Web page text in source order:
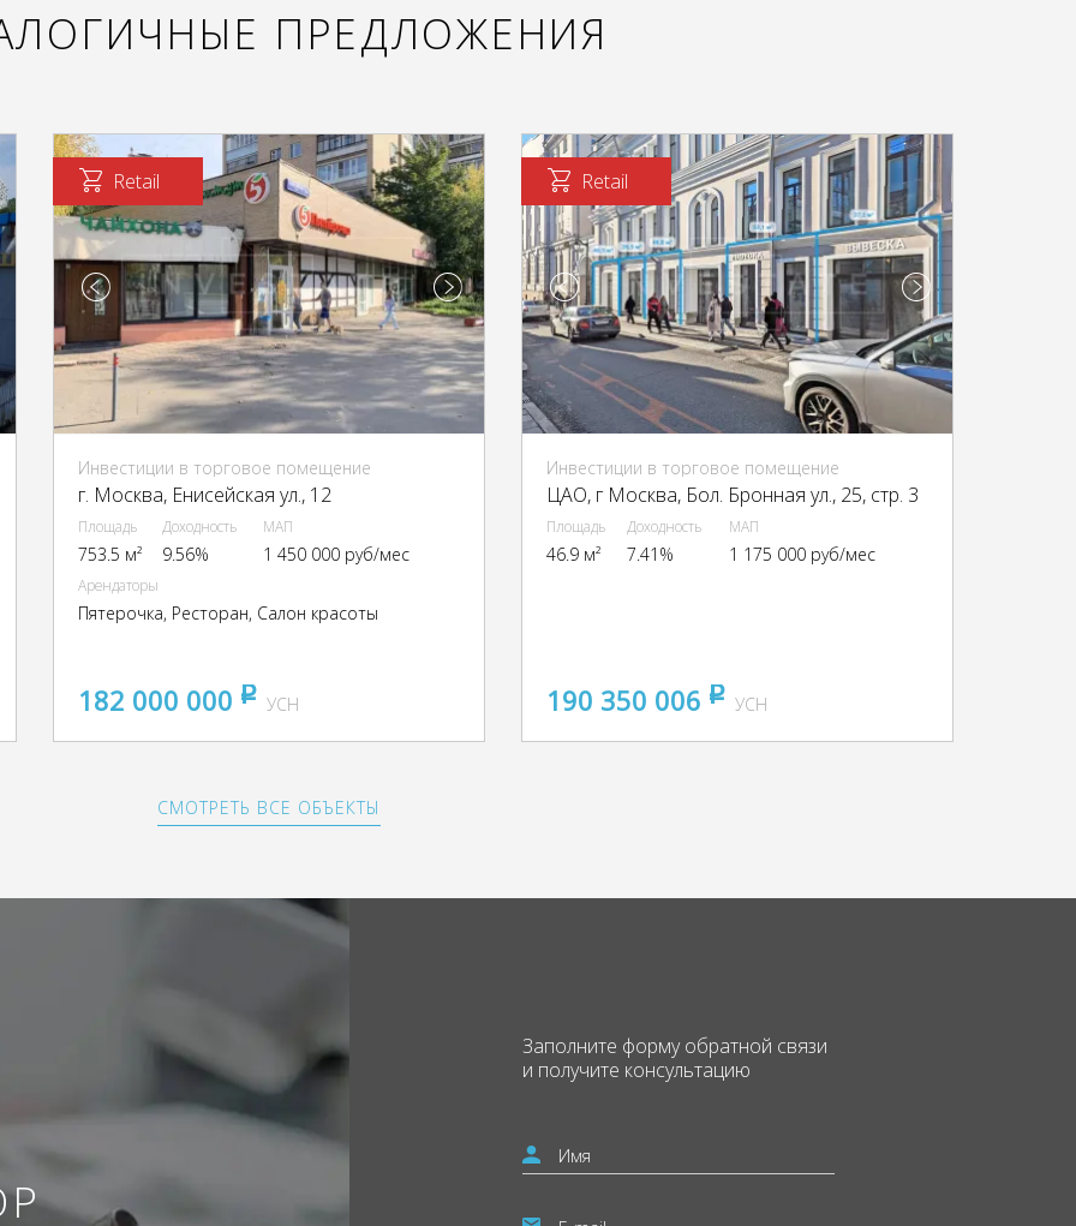
ПРЕДЛОЖЕНИЯ
Retail
Инвестиции в торговое помещение
г. Москва, Енисейская ул., 12
Площадь
753.5 м²
Доходность
9.56%
МАП
1 450 000 руб/мес
Арендаторы
Пятерочка, Ресторан, Салон красоты
182 000 000 pуб
УСН
Retail
Инвестиции в торговое помещение
ЦАО, г Москва, Бол. Бронная ул., 25, стр. 3
Площадь
46.9 м²
Доходность
7.41%
МАП
1 175 000 руб/мес
190 350 006 pуб
УСН
СМОТРЕТЬ ВСЕ ОБЪЕКТЫ
Заполните формуобратной связи
и получите консультацию